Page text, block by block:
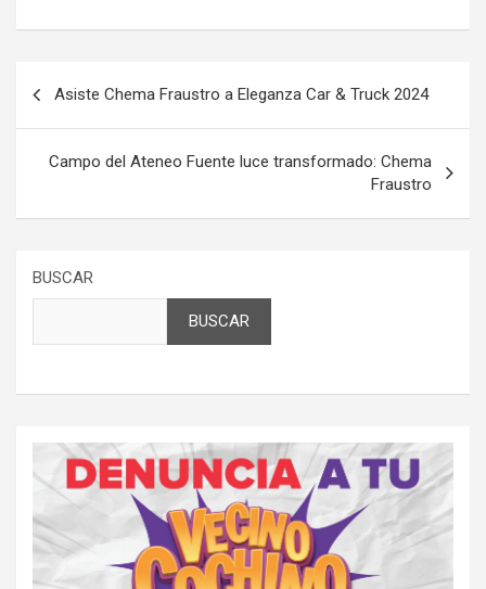
entradas
Asiste Chema Fraustro a Eleganza Car & Truck 2024
Campo del Ateneo Fuente luce transformado: Chema
Fraustro
BUSCAR
BUSCAR